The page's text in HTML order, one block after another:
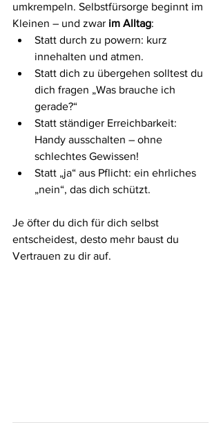
umkrempeln. Selbstfürsorge beginnt im
Kleinen – und zwar im Alltag:
Statt durch zu powern: kurz
innehalten und atmen.
Statt dich zu übergehen solltest du
dich fragen „Was brauche ich
gerade?“
Statt ständiger Erreichbarkeit:
Handy ausschalten – ohne
schlechtes Gewissen!
Statt „ja“ aus Pflicht: ein ehrliches
„nein“, das dich schützt.
Je öfter du dich für dich selbst
entscheidest, desto mehr baust du
Vertrauen zu dir auf.